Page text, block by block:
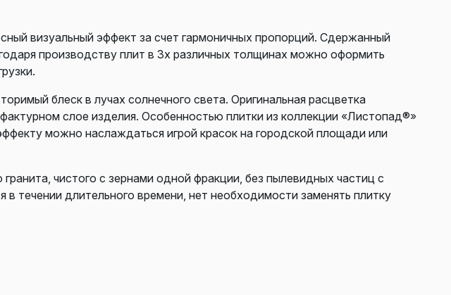
визуальный эффект за счет гармоничных пропорций. Сдержанный
производству плит в 3х различных толщинах можно оформить
блеск в лучах солнечного света. Оригинальная расцветка
слое изделия. Особенностью плитки из коллекции «Листопад®»
можно наслаждаться игрой красок на городской площади или
чистого с зернами одной фракции, без пылевидных частиц с
течении длительного времени, нет необходимости заменять плитку